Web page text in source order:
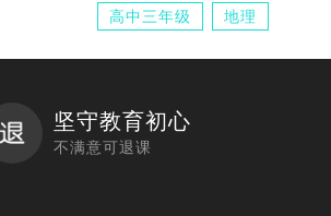
高中三年级 地理
坚守教育初心
不满意可退课